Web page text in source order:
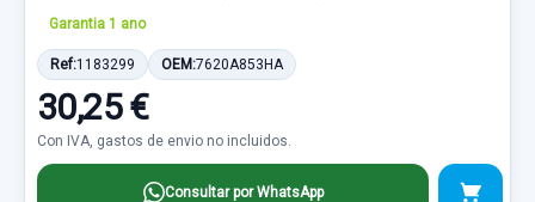
Garantia 1 ano
Ref:1183299 OEM:7620A853HA
30,25 €
Con IVA, gastos de envio no incluidos.
Consultar por WhatsApp